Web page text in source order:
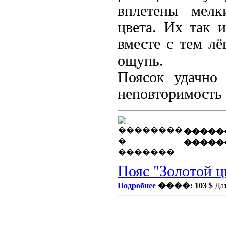
вплетены
цвета. Их так
вместе с тем
ощупь.
Поясок
Пояс "Золотой
Подробнее ����: 103 $